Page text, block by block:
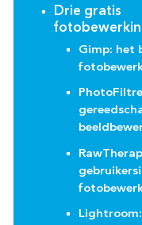
Drie gratis
Gimp: het